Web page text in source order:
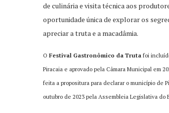
de culinária e visita técnica aos
oportunidade única de explorar os
apreciar a truta e a macadâmia.
O Festival Gastronômico da Truta foi
Piracaia e aprovado pela Câmara Municipal em
feita a propositura para declarar o município de
outubro de 2023 pela Assembleia Legislativa do